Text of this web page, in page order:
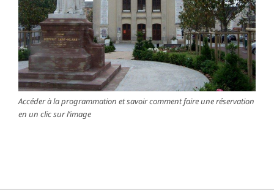
Accéder à la programmation et savoir comment faire une réservation
en un clic sur l’image